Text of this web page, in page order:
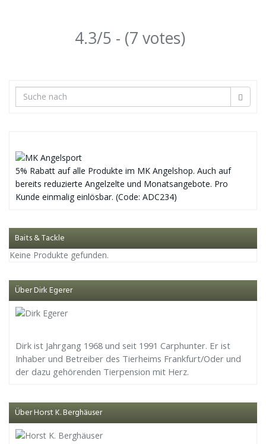
4.3/5 - (7 votes)
5% Rabatt auf alle Produkte im MK Angelshop. Auch auf
bereits reduzierte Angelzelte und Monatsangebote. Pro
Kunde einmalig einlösbar. (Code: ADC234)
Baits & Tackle
Keine Produkte gefunden.
Über Dirk Egerer
Dirk ist Jahrgang 1968 und seit 1991 Carphunter. Er ist
Inhaber und Betreiber des Tierheims Frankfurt/Oder und
der dazu gehörenden Tierpension mit Herz.
Über Horst K. Berghäuser